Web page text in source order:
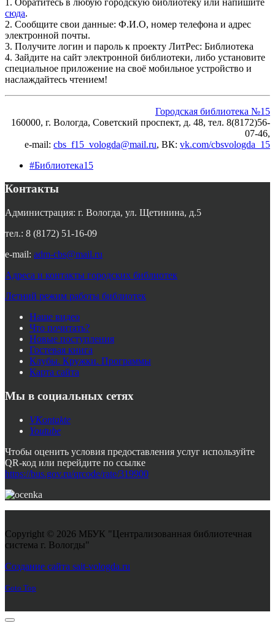
сюда.
2. Сообщите свои данные: Ф.И.О, номер телефона и адрес
электронной почты.
3. Получите логин и пароль к проекту ЛитРес: Библиотека
4. Зайдите на сайт электронной библиотеки, либо установите
специальное приложение на своё мобильное устройство и
наслаждайтесь чтением!
Городская библиотека №15
160000, г. Вологда, Советский проспект, д. 48, тел. 8(8172)56-
07-46,
e-mail: cbs_f15_vologda@mail.ru, ВК: vk.com/cbsvologda_15
#Библиотека15
Контакты
Администрация: г. Вологда, ул. Щетинина, д.5
тел.: 8 (8172) 51-16-09
e-mail: adm-cbs@mail.ru
Адреса и контакты городских библиотек
Летний режим работы библиотек
Наше видео
Что почитать?
Новые поступления
Гостевая книга
Клубы. Кружки. Программы
Карта сайта
Мы в социальных сетях
VKontakte
Youtube
Чтобы оценить условия предоставления услуг используйте
QR-код или перейдите по ссылке
https://bus.gov.ru/qrcode/rate/319900
Copyright © 2026 МБУК "Централизованная библиотечная
система г. Вологды"
Создание сайта sait-vologda.ru
Goto Top